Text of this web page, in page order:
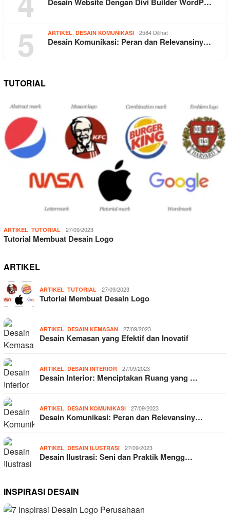
5 ARTIKEL DESAIN KOMUNIKASI 2584 Dilihat
Desain Komunikasi: Peran dan Relevansiny…
TUTORIAL
ARTIKEL TUTORIAL 27/09/2023
Tutorial Membuat Desain Logo
ARTIKEL
ARTIKEL TUTORIAL 27/09/2023
Tutorial Membuat Desain Logo
ARTIKEL DESAIN KEMASAN 27/09/2023
Desain Kemasan yang Efektif dan Inovatif
ARTIKEL DESAIN INTERIOR 27/09/2023
Desain Interior: Menciptakan Ruang yang …
ARTIKEL DESAIN KOMUNIKASI 27/09/2023
Desain Komunikasi: Peran dan Relevansiny…
ARTIKEL DESAIN ILUSTRASI 27/09/2023
Desain Ilustrasi: Seni dan Praktik Mengg…
INSPIRASI DESAIN